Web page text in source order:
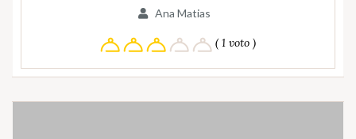
Ana Matias
( 1 voto )